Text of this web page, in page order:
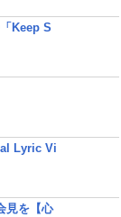
Keep S
Lyric Vi
見を【心